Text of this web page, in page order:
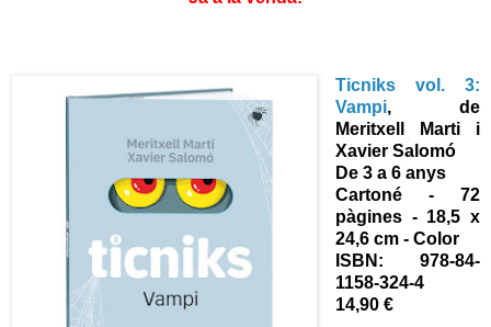
Ticniks vol. 3:
Vampi, de
Meritxell Marti i
Xavier Salomó
De 3 a 6 anys
Cartoné - 72
pàgines - 18,5 x
24,6 cm - Color
ISBN: 978-84-
1158-324-4
14,90 €